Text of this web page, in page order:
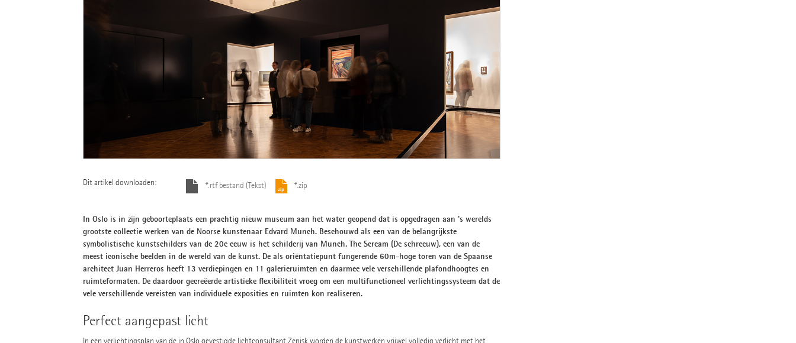
Dit artikel downloaden: *.rtf bestand (Tekst) *.zip
In Oslo is in zijn geboorteplaats een prachtig nieuw museum aan het water geopend dat is opgedragen aan 's werelds
grootste collectie werken van de Noorse kunstenaar Edvard Munch. Beschouwd als een van de belangrijkste
symbolistische kunstschilders van de 20e eeuw is het schilderij van Munch, The Scream (De schreeuw), een van de
meest iconische beelden in de wereld van de kunst. De als oriëntatiepunt fungerende 60m-hoge toren van de Spaanse
architect Juan Herreros heeft 13 verdiepingen en 11 galerieruimten en daarmee vele verschillende plafondhoogtes en
ruimteformaten. De daardoor gecreëerde artistieke flexibiliteit vroeg om een multifunctioneel verlichtingssysteem dat de
vele verschillende vereisten van individuele exposities en ruimten kon realiseren.
Perfect aangepast licht